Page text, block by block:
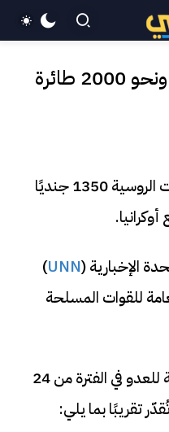
روسيا تخسر 1350 جندياً ونحو 2000 طائرة
خلال يوم 26 يونيو، خسرت القوات الروسية 1350 جنديًا
الإخبارية (UNN
)
للقوات المسلحة
يُلاحظ أن إجمالي الخسائر القتالية للعدو في الفترة من 24